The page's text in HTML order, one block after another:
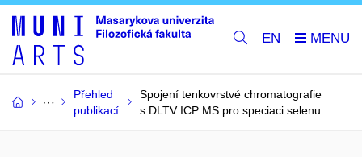
EN
Přehled
publikací
Spojení tenkovrstvé chromatografie
s DLTV ICP MS pro speciaci selenu